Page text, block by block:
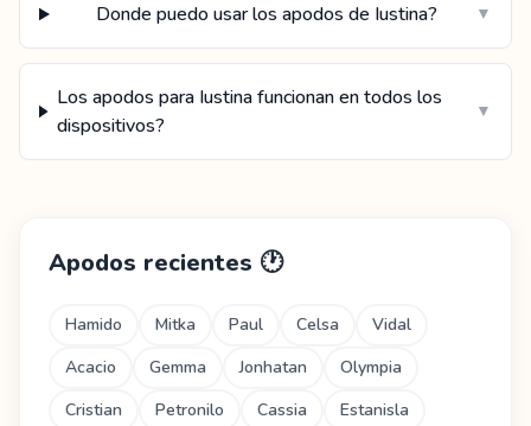
Donde puedo usar los apodos de Iustina? ▼
Los apodos para Iustina funcionan en todos los
dispositivos?
▼
Apodos recientes 🕐
Hamido Mitka Paul Celsa
Vidal
Acacio
Gemma Jonhatan
Olympia
Cristian
Petronilo Cassia
Estanisla